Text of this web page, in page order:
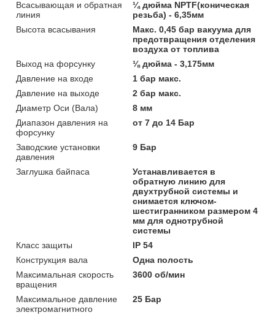
Всасывающая и обратная
линия
¼ дюйма NPTF(коническая
резьба) - 6,35мм
Высота всасывания
Макс. 0,45 бар вакуума для
предотвращения отделения
воздуха от топлива
Выход на форсунку
⅛ дюйма - 3,175мм
Давление на входе
1 бар макс.
Давление на выходе
2 бар макс.
Диаметр Оси (Вала)
8 мм
Диапазон давления на
форсунку
от 7 до 14 Бар
Заводские установки
давления
9 Бар
Заглушка байпаса
Устанавливается в
обратную линию для
двухтрубной системы и
снимается ключом-
шестигранником размером 4
мм для однотрубной
системы
Класс защиты
IP 54
Конструкция вала
Одна полость
Максимальная скорость
вращения
3600 об/мин
Максимальное давление
электромагнитного
25 Бар